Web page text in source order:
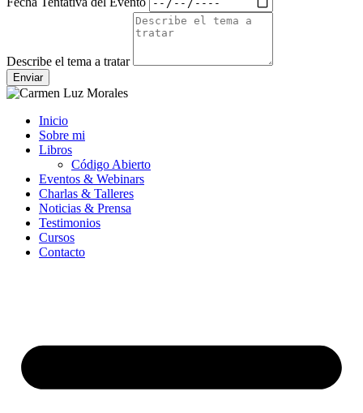
Describe el tema a tratar
Enviar
Inicio
Sobre mi
Libros
Código Abierto
Eventos & Webinars
Charlas & Talleres
Noticias & Prensa
Testimonios
Cursos
Contacto